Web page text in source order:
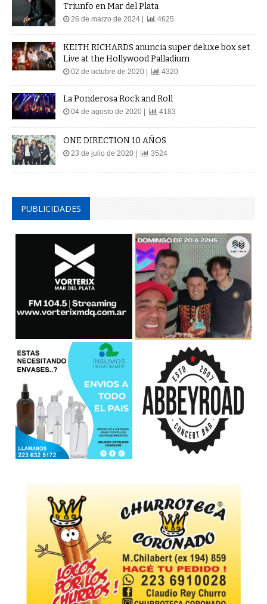
Triunfo en Mar del Plata
26 de marzo de 2024 | 4625
KEITH RICHARDS anuncia super deluxe box set
Live at the Hollywood Palladium
02 de octubre de 2020 | 4320
La Ponderosa Rock and Roll
04 de agosto de 2020 | 4183
ONE DIRECTION 10 AÑOS
23 de julio de 2020 | 3524
PUBLICIDADES